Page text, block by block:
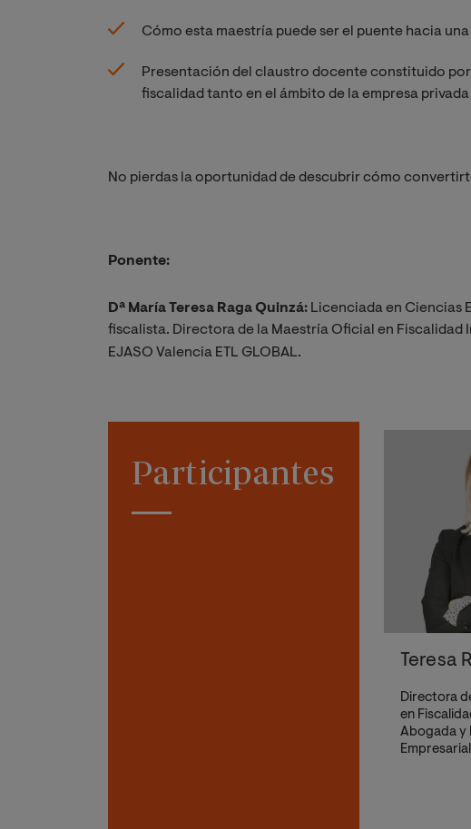
Cómo esta maestría puede ser el puente hacia
Presentación del claustro docente constituido
fiscalidad tanto en el ámbito de la empresa
No pierdas la oportunidad de descubrir cómo
Ponente:
Dª María Teresa Raga Quinzá: Licenciada en Ciencias
fiscalista. Directora de la Maestría Oficial en
EJASO Valencia ETL GLOBAL.
Participantes
Teresa
Directora
en
Abogada y